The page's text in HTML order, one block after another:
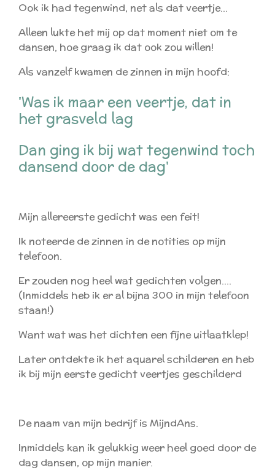
Ook ik had tegenwind, net als dat veertje...
Alleen lukte het mij op dat moment niet om te
dansen, hoe graag ik dat ook zou willen!
Als vanzelf kwamen de zinnen in mijn hoofd:
'Was ik maar een veertje, dat in
het grasveld lag
Dan ging ik bij wat tegenwind toch
dansend door de dag'
Mijn allereerste gedicht was een feit!
Ik noteerde de zinnen in de notities op mijn
telefoon.
Er zouden nog heel wat gedichten volgen....
(Inmiddels heb ik er al bijna 300 in mijn telefoon
staan!)
Want wat was het dichten een fijne uitlaatklep!
Later ontdekte ik het aquarel schilderen en heb
ik bij mijn eerste gedicht veertjes geschilderd
De naam van mijn bedrijf is MijndAns.
Inmiddels kan ik gelukkig weer heel goed door de
dag dansen, op mijn manier.